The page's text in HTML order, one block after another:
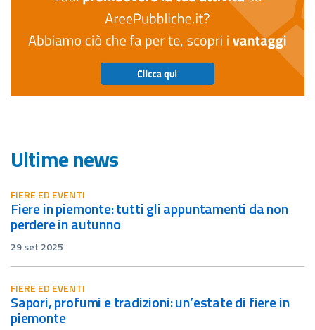
Ultime news
FIERE ED EVENTI
fiere in piemonte: tutti gli appuntamenti da non
perdere in autunno
29 set 2025
FIERE ED EVENTI
sapori, profumi e tradizioni: un’estate di fiere in
piemonte